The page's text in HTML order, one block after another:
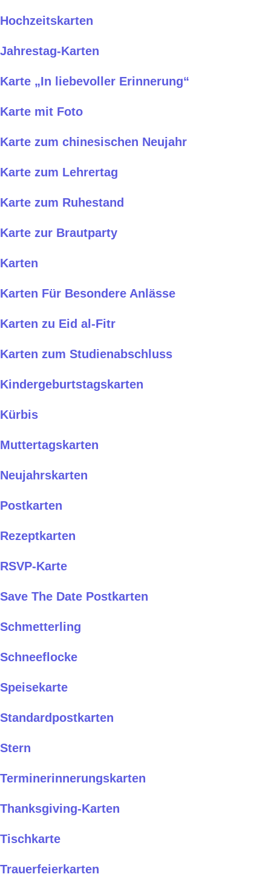
Hochzeitskarten
Jahrestag-Karten
Karte „In liebevoller Erinnerung“
Karte mit Foto
Karte zum chinesischen Neujahr
Karte zum Lehrertag
Karte zum Ruhestand
Karte zur Brautparty
Karten
Karten Für Besondere Anlässe
Karten zu Eid al-Fitr
Karten zum Studienabschluss
Kindergeburtstagskarten
Kürbis
Muttertagskarten
Neujahrskarten
Postkarten
Rezeptkarten
RSVP-Karte
Save The Date Postkarten
Schmetterling
Schneeflocke
Speisekarte
Standardpostkarten
Stern
Terminerinnerungskarten
Thanksgiving-Karten
Tischkarte
Trauerfeierkarten